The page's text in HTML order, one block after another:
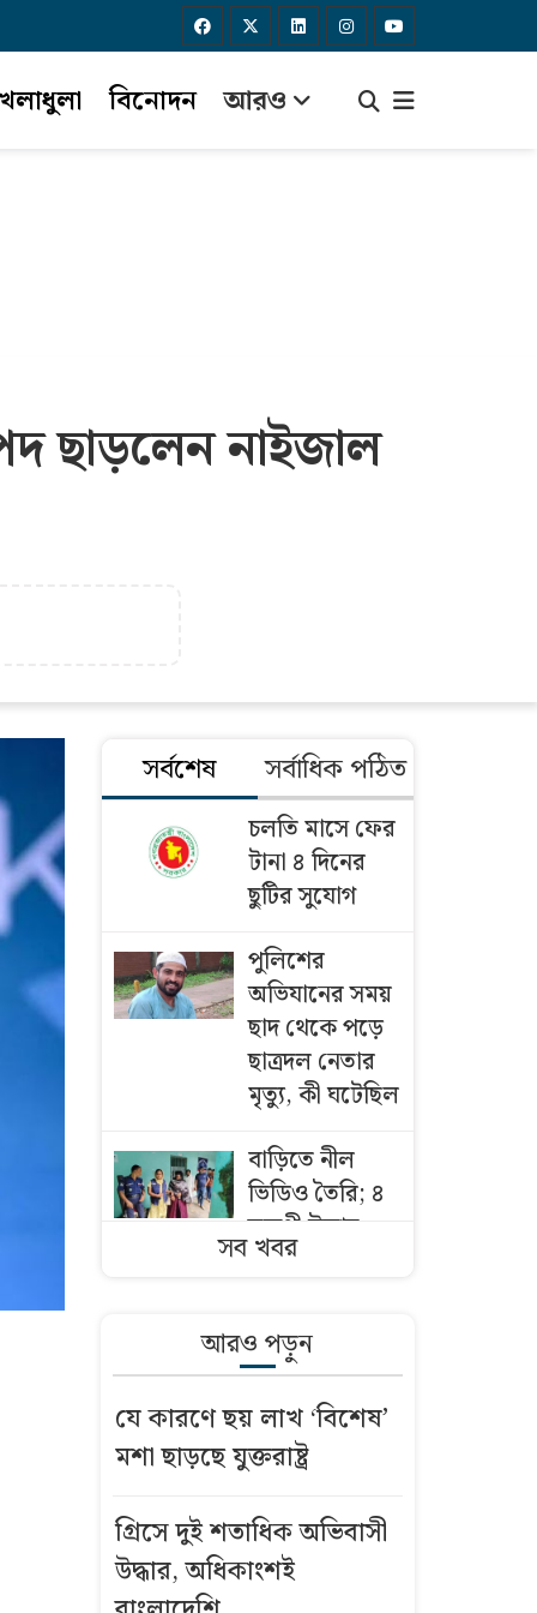
বিনোদন আরও
ছাড়লেন নাইজাল
সর্বশেষ সর্বাধিক পঠিত
চলতি মাসে ফের
টানা ৪ দিনের
ছুটির সুযোগ
পুলিশের
অভিযানের সময়
ছাদ থেকে পড়ে
ছাত্রদল নেতার
মৃত্যু, কী ঘটেছিল
বাড়িতে নীল
ভিডিও তৈরি; ৪
তরুণী উদ্ধার,
স্বামী-স্ত্রী ও
আজকের স্বর্ণের
দাম: ৮ আগস্ট
২০২৬
রাজধানীর যেসব
এলাকায় মার্কেট
বন্ধ
সব খবর
আরও পড়ুন
যে কারণে ছয় লাখ ‘বিশেষ’
মশা ছাড়ছে যুক্তরাষ্ট্র
গ্রিসে দুই শতাধিক অভিবাসী
উদ্ধার, অধিকাংশই